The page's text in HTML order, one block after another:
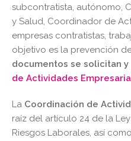
subcontratista, autónomo,
y Salud, Coordinador de
empresas contratistas,
objetivo es la prevención
documentos se solicitan
de Actividades
La Coordinación de
raíz del artículo 24 de la
Riesgos Laborales, así